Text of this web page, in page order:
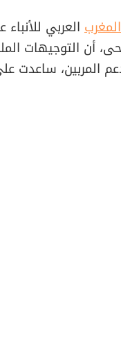
المغرب العربي
أن التوجيهات
المربين، ساعدت